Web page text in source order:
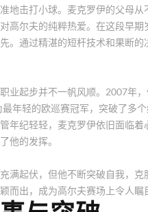
地击打小球。麦克罗伊的父母
高尔夫的纯粹热爱。在这段早
。通过精湛的短杆技术和果断
业起步并不一帆风顺。2007年
年轻的欧巡赛冠军，突破了多
年纪轻轻，麦克罗伊依旧面临
他的发挥。
满起伏，但他不断突破自我，
而出，成为高尔夫赛场上令人瞩